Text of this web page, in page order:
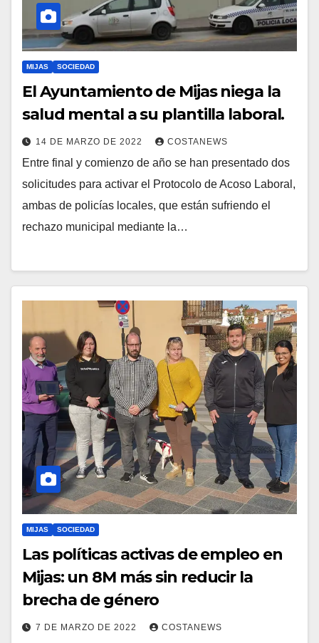
MIJAS SOCIEDAD
El Ayuntamiento de Mijas niega la
salud mental a su plantilla laboral.
14 DE MARZO DE 2022 COSTANEWS
Entre final y comienzo de año se han presentado dos
solicitudes para activar el Protocolo de Acoso Laboral,
ambas de policías locales, que están sufriendo el
rechazo municipal mediante la…
MIJAS SOCIEDAD
Las políticas activas de empleo en
Mijas: un 8M más sin reducir la
brecha de género
7 DE MARZO DE 2022 COSTANEWS